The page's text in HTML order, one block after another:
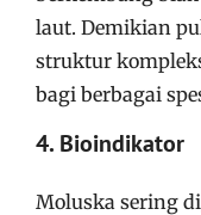
laut. Demikian
struktur
bagi berbagai
4. Bioindikator
Moluska sering